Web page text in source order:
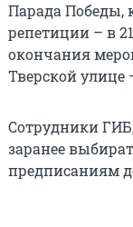
Парада Победы,
репетиции – в
окончания
Тверской
Сотрудники
заранее
предписаниям